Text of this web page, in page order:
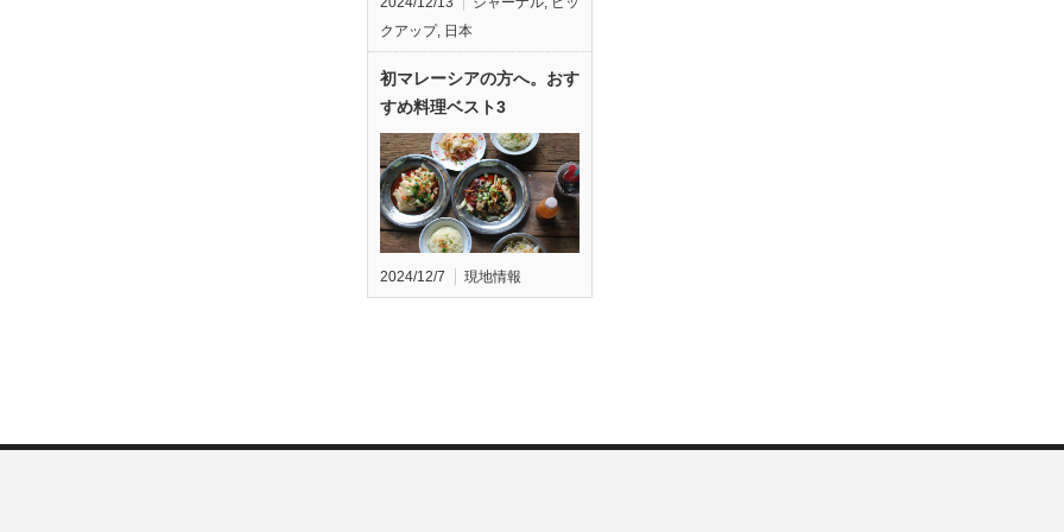
クアップ, 日本
初マレーシアの方へ。おす
すめ料理ベスト3
2024/12/7 現地情報